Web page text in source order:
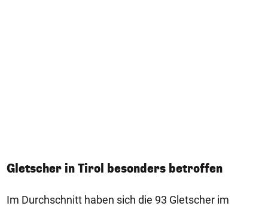
Gletscher in Tirol besonders betroffen
Im Durchschnitt haben sich die 93 Gletscher im